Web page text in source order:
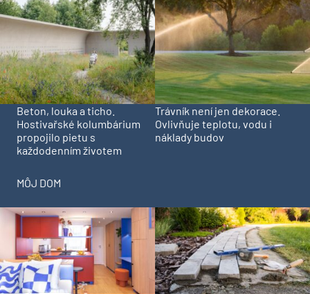
Beton, louka a ticho.
Hostivařské kolumbárium
propojilo pietu s
každodenním životem
Trávník není jen dekorace.
Ovlivňuje teplotu, vodu i
náklady budov
MÔJ DOM